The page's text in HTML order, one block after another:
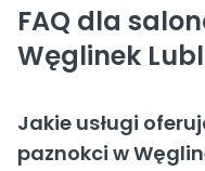
FAQ dla
Węglinek
Jakie usługi
paznokci w